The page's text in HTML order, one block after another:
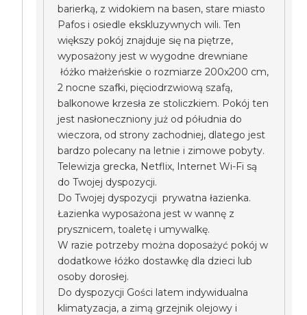
barierką, z widokiem na basen, stare miasto
Pafos i osiedle ekskluzywnych wili. Ten
większy pokój znajduje się na piętrze,
wyposażony jest w wygodne drewniane
łóżko małżeńskie o rozmiarze 200x200 cm,
2 nocne szafki, pięciodrzwiową szafą,
balkonowe krzesła ze stoliczkiem. Pokój ten
jest nasłoneczniony już od półudnia do
wieczora, od strony zachodniej, dlatego jest
bardzo polecany na letnie i zimowe pobyty.
Telewizja grecka, Netflix, Internet Wi-Fi są
do Twojej dyspozycji.
Do Twojej dyspozycji prywatna łazienka.
Łazienka wyposażona jest w wannę z
prysznicem, toaletę i umywalkę.
W razie potrzeby można doposażyć pokój w
dodatkowe łóżko dostawkę dla dzieci lub
osoby dorosłej.
Do dyspozycji Gości latem indywidualna
klimatyzacja, a zimą grzejnik olejowy i